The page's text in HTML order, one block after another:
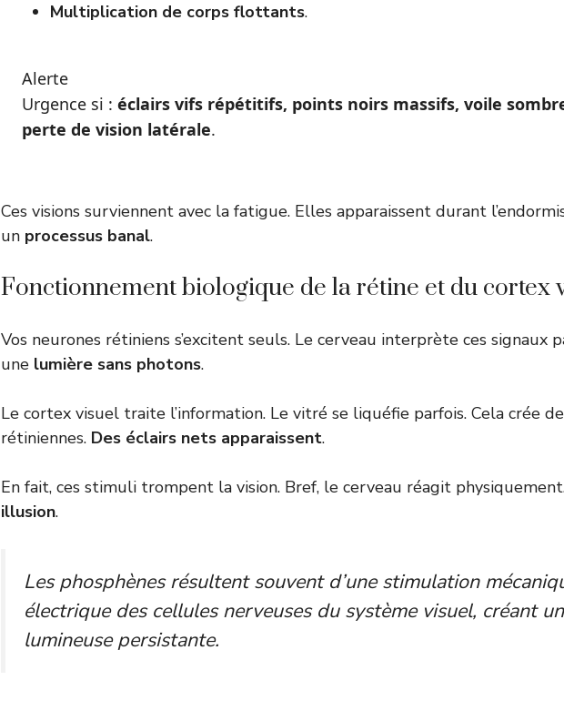
Multiplication de corps flottants.
Alerte
Urgence si : éclairs vifs répétitifs, points noirs massifs, voile
perte de vision latérale.
Ces visions surviennent avec la fatigue. Elles apparaissent durant
un processus banal.
Fonctionnement biologique de la rétine et du cortex
Vos neurones rétiniens s’excitent seuls. Le cerveau interprète ces signaux
une lumière sans photons.
Le cortex visuel traite l’information. Le vitré se liquéfie parfois. Cela crée
rétiniennes. Des éclairs nets apparaissent.
En fait, ces stimuli trompent la vision. Bref, le cerveau réagit
illusion.
Les phosphènes résultent souvent d’une stimulation
électrique des cellules nerveuses du système visuel, créant
lumineuse persistante.